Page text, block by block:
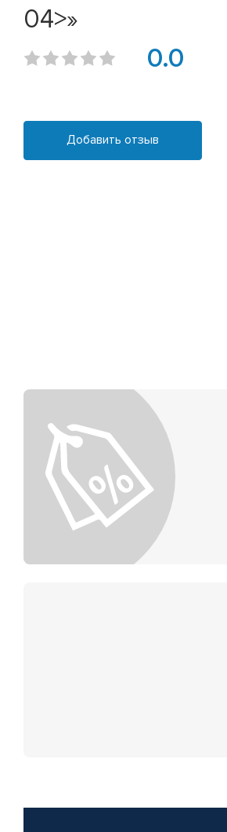
04>»
0.0
Добавить отзыв